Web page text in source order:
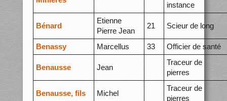
instance
Bénard
Etienne
Pierre Jean
21 Scieur de long
Benassy Marcellus 33 Officier de santé
Benausse Jean
Traceur de
pierres
Benausse, fils Michel
Traceur de
pierres